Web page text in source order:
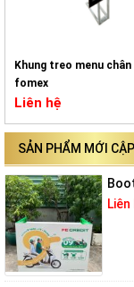
Khung treo menu
fomex
Liên hệ
SẢN PHẨM MỚI
Liên